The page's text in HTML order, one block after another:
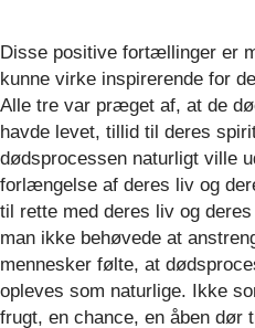
Disse positive fortællinger er
kunne virke inspirerende for
Alle tre var præget af, at de
havde levet, tillid til deres
dødsprocessen naturligt ville
forlængelse af deres liv og
til rette med deres liv og
man ikke behøvede at
mennesker følte, at
opleves som naturlige. Ikke
frugt, en chance, en åben dør